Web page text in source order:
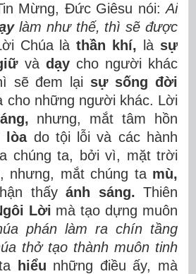
Mừng, Đức Giêsu nói:Ai
làm như thế, thì sẽ được
Chúa làthần khí, là sự
và dạy cho người khác
sẽ đem lại sự sống đời
cho những người khác. Lời
nhưng, mắt tâm hồn
lòado tội lỗi và các hành
chúng ta, bởi vì, mặt trời
nhưng, mắt chúng ta mù,
thấyánh sáng. Thiên
Lời mà tạo dựng muôn
phán làm ra chín tầng
thở tạo thành muôn tinh
hiểu những điều ấy, mà